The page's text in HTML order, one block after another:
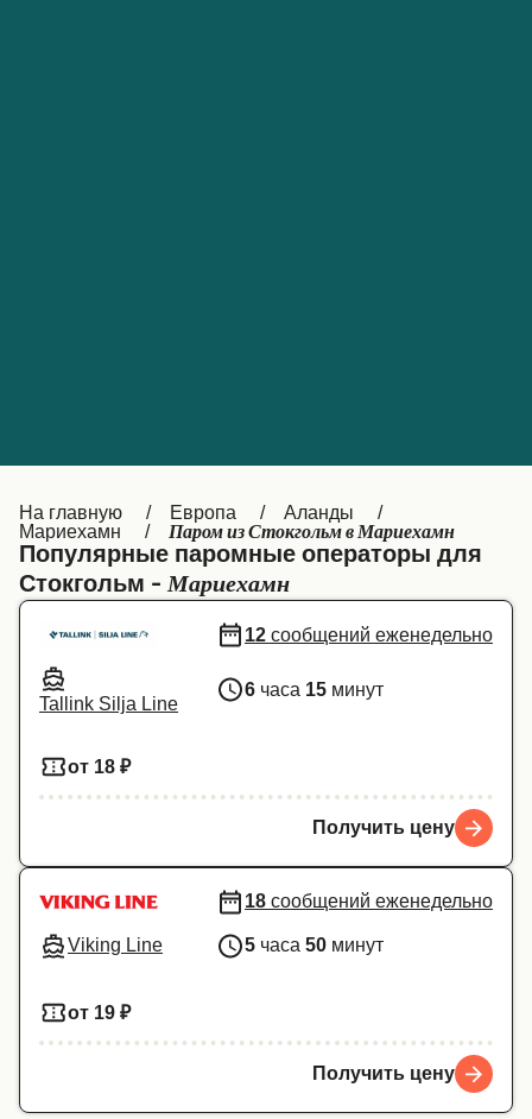
Italia Canada (FR)
Canada België (NL)
Ελλάδα Belgique (FR)
Schweiz (DE) Norge
المغرب Maroc (FR)
На главную Европа
Аланды
Мариехамн
Паром из Стокгольм в Мариехамн
Популярные паромные операторы для
Стокгольм -Мариехамн
Tallink Silja Line
12 сообщений еженедельно
6 часа 15 минут
от 18 ₽
Получить цену
Viking Line
18 сообщений еженедельно
5 часа 50 минут
от 19 ₽
Получить цену